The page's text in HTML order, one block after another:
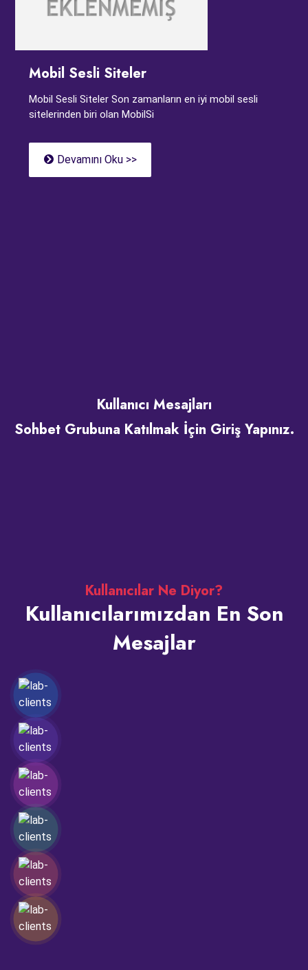
Mobil Sesli Siteler
Mobil Sesli Siteler Son zamanların en iyi mobil sesli
sitelerinden biri olan MobilSi
Devamını Oku >>
Kullanıcı Mesajları
Sohbet Grubuna Katılmak İçin Giriş Yapınız.
Kullanıcılar Ne Diyor?
Kullanıcılarımızdan En Son
Mesajlar